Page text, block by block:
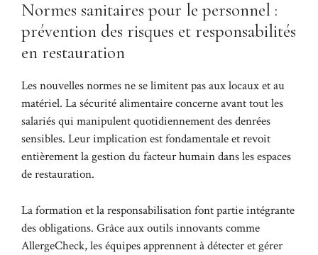
Normes sanitaires pour le personnel :
prévention des risques et responsabilités
en restauration
Les nouvelles normes ne se limitent pas aux locaux et au
matériel. La sécurité alimentaire concerne avant tout les
salariés qui manipulent quotidiennement des denrées
sensibles. Leur implication est fondamentale et revoit
entièrement la gestion du facteur humain dans les espaces
de restauration.
La formation et la responsabilisation font partie intégrante
des obligations. Grâce aux outils innovants comme
AllergeCheck, les équipes apprennent à détecter et gérer